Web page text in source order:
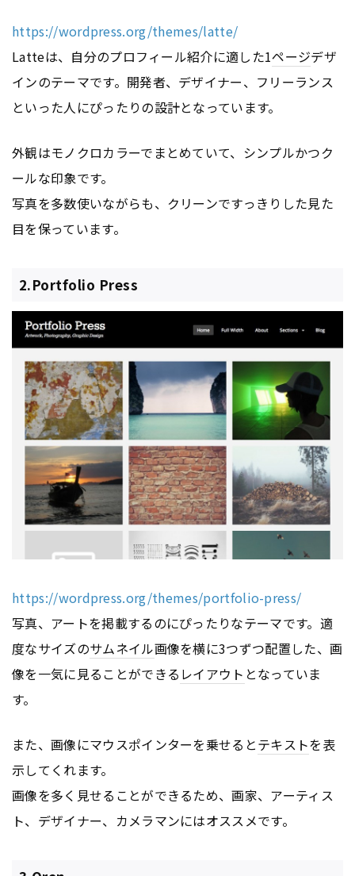
https://wordpress.org/themes/latte/
Latteは、自分のプロフィール紹介に適した1ページデザ
インのテーマです。開発者、デザイナー、フリーランス
といった人にぴったりの設計となっています。
外観はモノクロカラーでまとめていて、シンプルかつク
ールな印象です。
写真を多数使いながらも、クリーンですっきりした見た
目を保っています。
2.Portfolio Press
https://wordpress.org/themes/portfolio-press/
写真、アートを掲載するのにぴったりなテーマです。適
度なサイズのサムネイル画像を横に3つずつ配置した、画
像を一気に見ることができる レイアウト となっていま
す。
また、画像にマウスポインターを乗せるとテキストを表
示してくれます。
画像を多く見せることができるため、画家、アーティス
ト、デザイナー、カメラマンにはオススメです。